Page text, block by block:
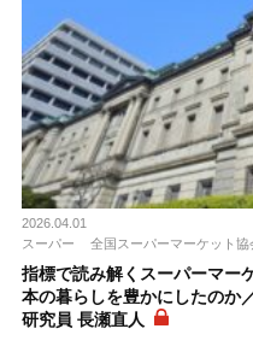
2026.04.01
スーパー
全国スーパーマーケット協
指標で読み解くスーパーマー
本の暮らしを豊かにしたのか
研究員 長瀬直人